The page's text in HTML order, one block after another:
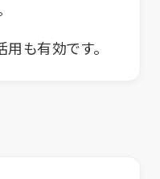
も有効です。